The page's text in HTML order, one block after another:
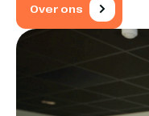
Over ons